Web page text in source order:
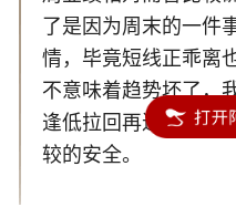
了是因为周末的一件
情，毕竟短线正乖离
不意味着趋势坏了，
逢低拉回再进行布局
较的安全。